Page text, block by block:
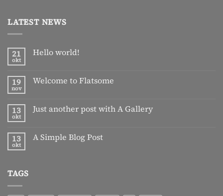
LATEST NEWS
21
okt
Hello world!
Hello
19
nov
Welcome to Flatsome
Welcome
13
okt
Just another post with A Gallery
Just
13
okt
A Simple Blog Post
TAGS